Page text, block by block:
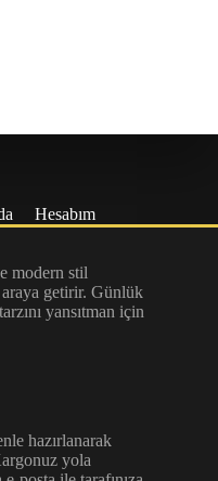
Hesabım
modern stil
araya getirir. Günlük
yansıtman için
hazırlanarak
yola